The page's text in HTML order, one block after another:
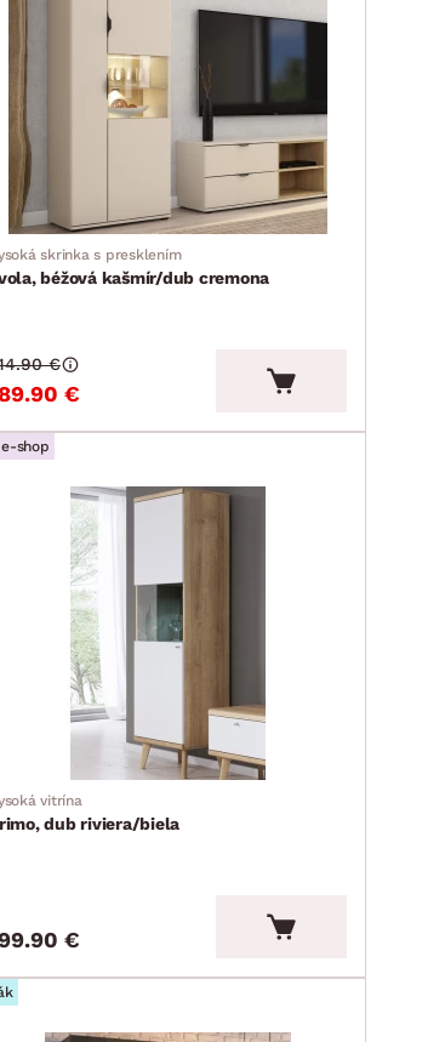
skrinka s presklením
béžová kašmír/dub cremona
€
€
shop
vitrína
dub riviera/biela
€